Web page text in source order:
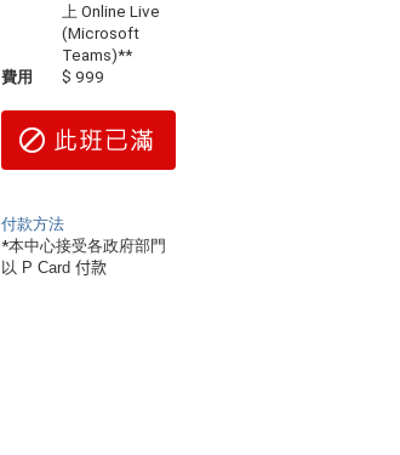
上 Online Live
(Microsoft
Teams)**
費用
$ 999
付款方法
*本中心接受各政府部門
以 P Card付款